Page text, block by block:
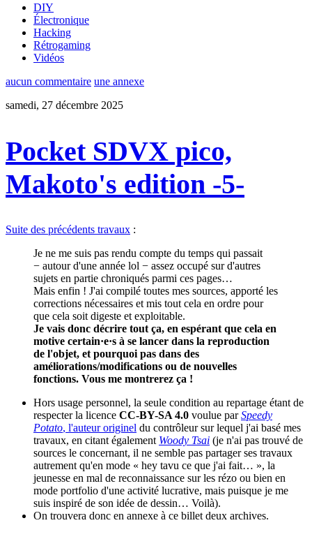
DIY
Électronique
Hacking
Rétrogaming
Vidéos
aucun commentaire une annexe
samedi, 27 décembre 2025
Pocket SDVX pico,
Makoto's edition -5-
Suite des précédents travaux :
Je ne me suis pas rendu compte du temps qui passait
− autour d'une année lol − assez occupé sur d'autres
sujets en partie chroniqués parmi ces pages…
Mais enfin ! J'ai compilé toutes mes sources, apporté les
corrections nécessaires et mis tout cela en ordre pour
que cela soit digeste et exploitable.
Je vais donc décrire tout ça, en espérant que cela en
motive certain·e·s à se lancer dans la reproduction
de l'objet, et pourquoi pas dans des
améliorations/modifications ou de nouvelles
fonctions. Vous me montrerez ça !
Hors usage personnel, la seule condition au repartage étant de
respecter la licence CC-BY-SA 4.0 voulue parSpeedy
Potato, l'auteur originel du contrôleur sur lequel j'ai basé mes
travaux, en citant également Woody Tsai (je n'ai pas trouvé de
sources le concernant, il ne semble pas partager ses travaux
autrement qu'en mode « hey tavu ce que j'ai fait… », la
jeunesse en mal de reconnaissance sur les rézo ou bien en
mode portfolio d'une activité lucrative, mais puisque je me
suis inspiré de son idée de dessin… Voilà).
On trouvera donc en annexe à ce billet deux archives.